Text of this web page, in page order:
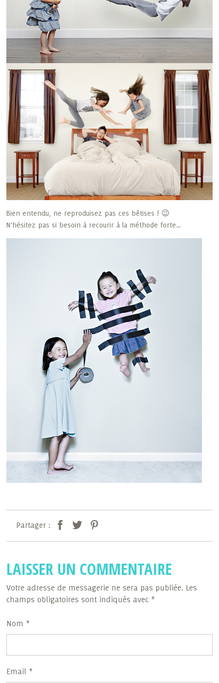
Bien entendu, ne reproduisez pas ces bêtises ! 😉
N’hésitez pas si besoin à recourir à la méthode forte…
Partager :
LAISSER UN COMMENTAIRE
Votre adresse de messagerie ne sera pas publiée. Les
champs obligatoires sont indiqués avec *
Nom *
Email *